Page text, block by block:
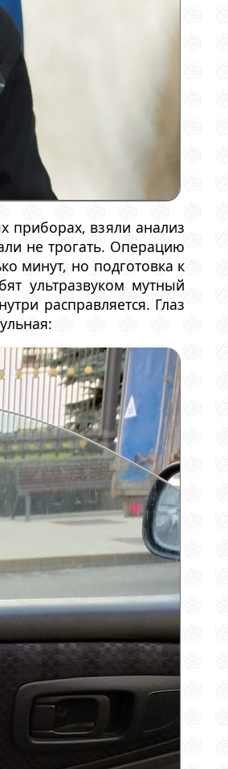
приборах, взяли анализ
не трогать. Операцию
минут, но подготовка к
ультразвуком мутный
расправляется. Глаз